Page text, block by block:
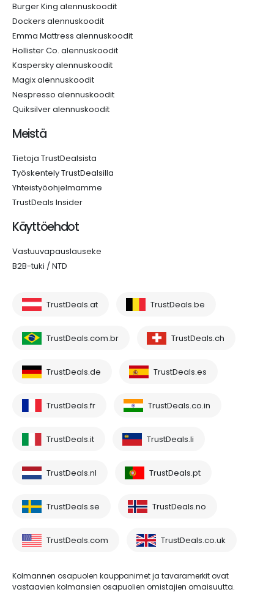
Burger King alennuskoodit
Dockers alennuskoodit
Emma Mattress alennuskoodit
Hollister Co. alennuskoodit
Kaspersky alennuskoodit
Magix alennuskoodit
Nespresso alennuskoodit
Quiksilver alennuskoodit
Meistä
Tietoja TrustDealsista
Työskentely TrustDealsilla
Yhteistyöohjelmamme
TrustDeals Insider
Käyttöehdot
Vastuuvapauslauseke
B2B-tuki / NTD
TrustDeals.at TrustDeals.be
TrustDeals.com.br TrustDeals.ch
TrustDeals.de TrustDeals.es
TrustDeals.fr TrustDeals.co.in
TrustDeals.it TrustDeals.li
TrustDeals.nl TrustDeals.pt
TrustDeals.se TrustDeals.no
TrustDeals.com TrustDeals.co.uk
Kolmannen osapuolen kauppanimet ja tavaramerkit ovat
vastaavien kolmansien osapuolien omistajien omaisuutta.